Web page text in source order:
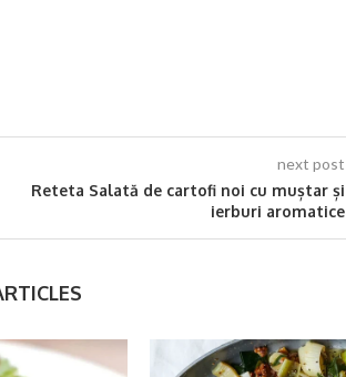
next post
Reteta Salată de cartofi noi cu muștar și
ierburi aromatice